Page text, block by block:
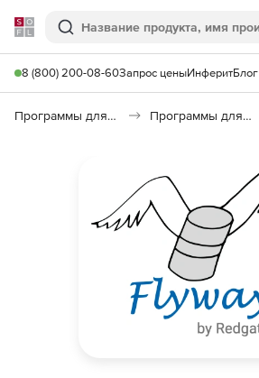
Softline
Поиск
8 (800) 200-08-60Запрос ценыИнферитБлог
Программы для программирования Программы для работы с базами данных